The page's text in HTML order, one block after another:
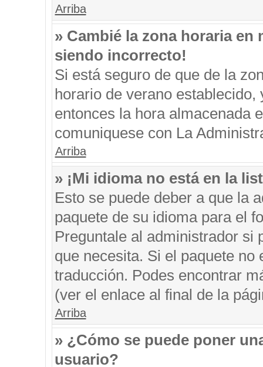
Arriba
» Cambié la zona horaria
siendo incorrecto!
Si está seguro de que de la
horario de verano
entonces la hora almacenada
comuniquese con La
Arriba
» ¡Mi idioma no está en la
Esto se puede deber a que la
paquete de su idioma para el
Preguntale al administrador si
que necesita. Si el paquete
traducción. Podes encontrar
(ver el enlace al final de la
Arriba
» ¿Cómo se puede poner
usuario?